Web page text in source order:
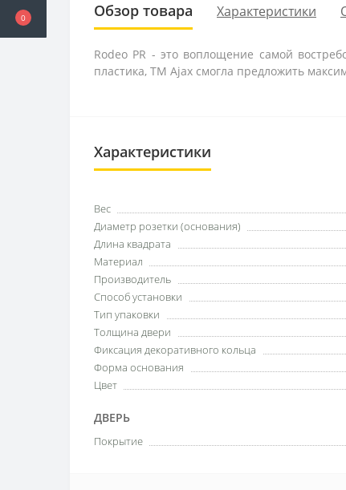
0 Обзор товара Характеристики
Rodeo PR - это воплощение самой
пластика, TM Ajax смогла предложить
Характеристики
Вес
Диаметр розетки (основания)
Длина квадрата
Материал
Производитель
Способ установки
Тип упаковки
Толщина двери
Фиксация декоративного кольца
Форма основания
Цвет
ДВЕРЬ
Покрытие